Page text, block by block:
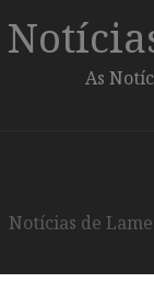
As
Notícias de